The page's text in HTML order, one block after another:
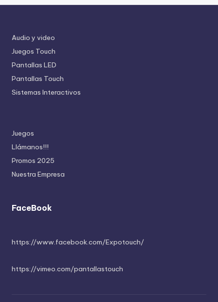
Audio y video
Juegos Touch
Pantallas LED
Pantallas Touch
Sistemas Interactivos
Juegos
Llámanos!!!
Promos 2025
Nuestra Empresa
FaceBook
https://www.facebook.com/Expotouch/
https://vimeo.com/pantallastouch